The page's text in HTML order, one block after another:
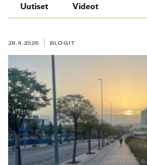
Uutiset Videot
28.4.2026 BLOGIT